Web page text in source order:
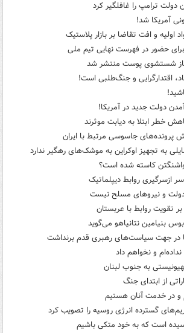
دولت ترامپ را غافلگیر کرد
آمریکا شد!
اولیه و افت تقاضا بر بازار پلاستیک
شستشوی پوست منتشر شد
اقتدارگرایی و جنگ‌طلبی است!
دولت جدید در آمریکا!
خطر ابتلا به دیابت موثرند
پرونده‌های جاسوسی مرتبط با ایران
به تجهیز اوکراین به موشک‌های رهگیر ندارد
واشنگتن کاسته شده است؟
ازسرگیری روابط دیپلماتیک
و نیروهای مسلح نیست
تقویت روابط با عربستان
بنیامین نتانیاهو می‌گوید
در جهت سیاست‌های رهبری قدم برنداشت
و نخواهم داد
به جنوب لبنان
و در خدمت آنان هستیم
گسترده انرژی روسیه را تصویب کرد
است که به خود متکی باشیم